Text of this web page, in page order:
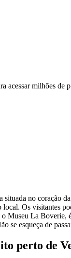
acessar milhões
situada no coração
Os visitantes
Museu La Boverie,
se esqueça de
perto de